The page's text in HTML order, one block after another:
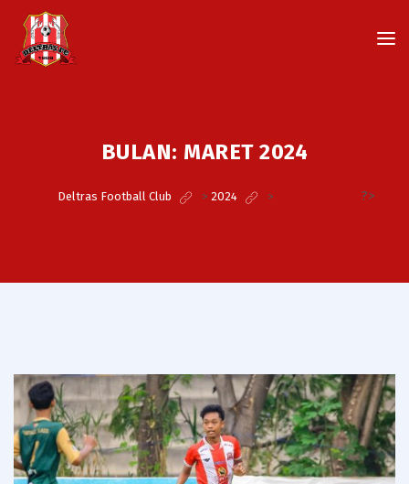
BULAN: MARET 2024
Deltras Football Club > 2024 > ?>